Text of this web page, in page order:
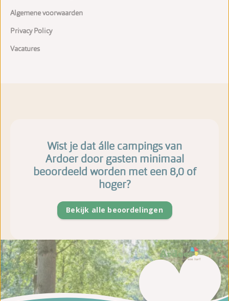
Algemene voorwaarden
Privacy Policy
Vacatures
Wist je dat álle campings van
Ardoer door gasten minimaal
beoordeeld worden met een 8,0 of
hoger?
Bekijk alle beoordelingen